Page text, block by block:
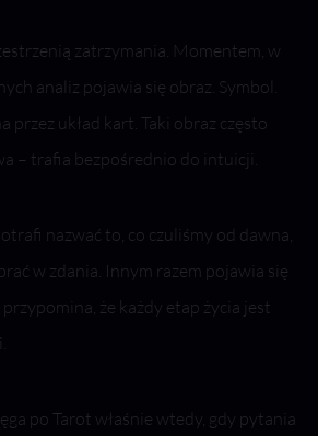
zatrzymania. Momentem, w
analiz pojawia się obraz. Symbol.
przez układ kart. Taki obraz często
– trafia bezpośrednio do intuicji.
nazwać to, co czuliśmy od dawna,
w zdania. Innym razem pojawia się
że każdy etap życia jest
po Tarot właśnie wtedy, gdy pytania